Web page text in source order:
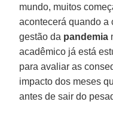
mundo, muitos
acontecerá quando a
gestão da pandemia
acadêmico já está
para avaliar as
impacto dos meses
antes de sair do